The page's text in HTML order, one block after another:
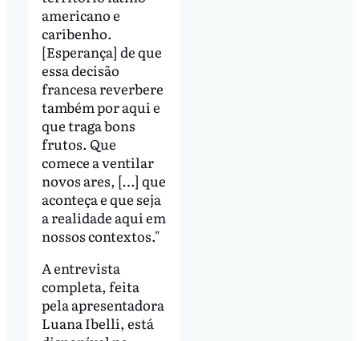
americano e
caribenho.
[Esperança] de que
essa decisão
francesa reverbere
também por aqui e
que traga bons
frutos. Que
comece a ventilar
novos ares, […] que
aconteça e que seja
a realidade aqui em
nossos contextos."
A entrevista
completa, feita
pela apresentadora
Luana Ibelli, está